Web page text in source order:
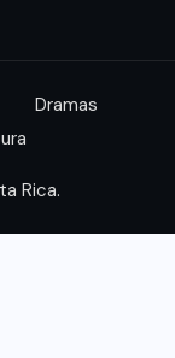
Dramas
Rica.